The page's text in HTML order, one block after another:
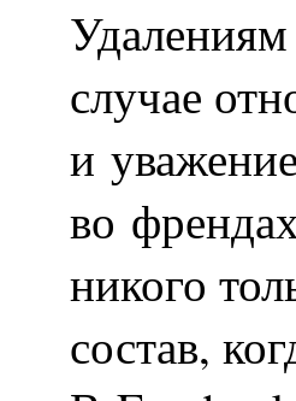
случае
и
во
никого
состав,